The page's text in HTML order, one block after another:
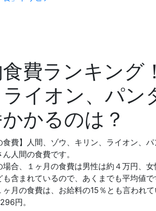
費ランキング
ライオン、パン
かるのは？
人間の食費です。
場合、１ヶ月の食費は男性は約４万円、
含まれているので、あくまでも平均値で
ヶ月の食費は、お給料の15％とも言われ
円。